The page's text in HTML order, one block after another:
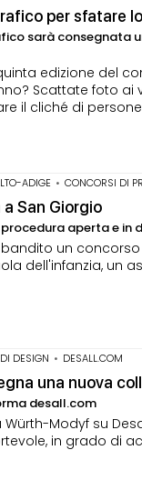
per sfatare
sarà consegnata
edizione del
Scattate foto
il cliché di
ADIGE • CONCORSI DI
San Giorgio
aperta e in
bandito un
dell'infanzia, un
DESIGN • DESALL.COM
una nuova
desall.com
Modyf su
in grado di